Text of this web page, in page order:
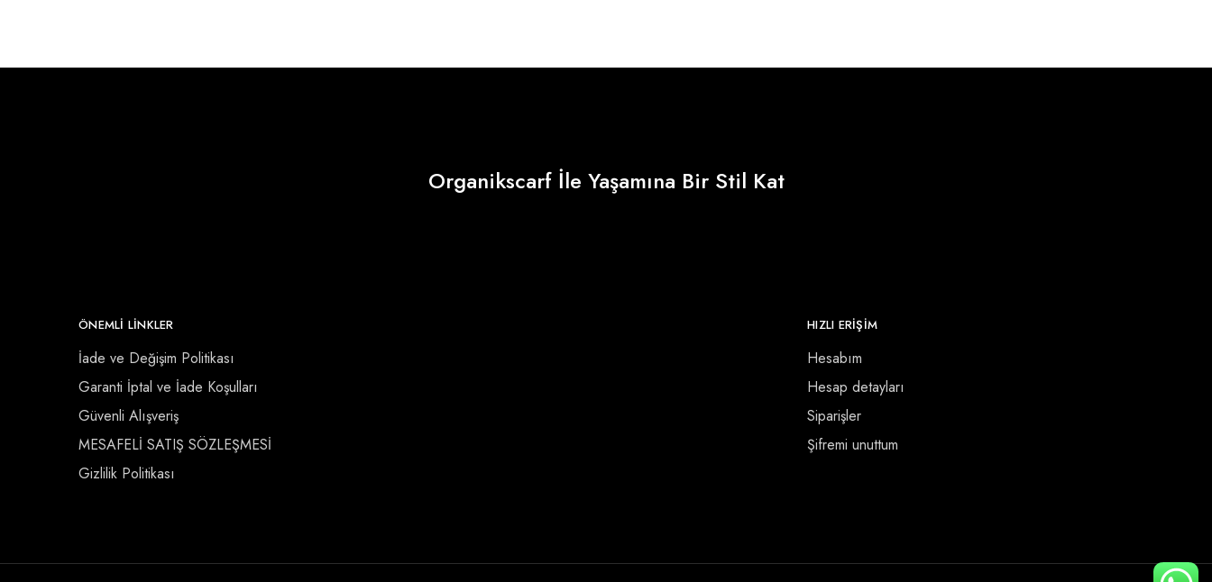
Organikscarf İle Yaşamına Bir Stil Kat
ÖNEMLI LINKLER
İade ve Değişim Politikası
Garanti İptal ve İade Koşulları
Güvenli Alışveriş
MESAFELİ SATIŞ SÖZLEŞMESİ
Gizlilik Politikası
HIZLI ERİŞİM
Hesabım
Hesap detayları
Siparişler
Şifremi unuttum